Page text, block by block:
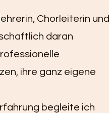
Chorleiterin und
daran
ihre ganz eigene
begleite ich